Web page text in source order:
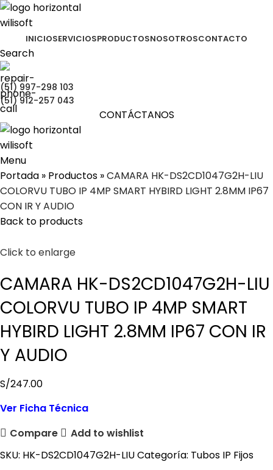
INICIOSERVICIOSPRODUCTOSNOSOTROSCONTACTO
Search
(51) 997-298 103
(51) 912-257 043
CONTÁCTANOS
Menu
Portada » Productos »CAMARA HK-DS2CD1047G2H-LIU
COLORVU TUBO IP 4MP SMART HYBIRD LIGHT 2.8MM IP67
CON IR Y AUDIO
Back to products
Click to enlarge
CAMARA HK-DS2CD1047G2H-LIU
COLORVU TUBO IP 4MP SMART
HYBIRD LIGHT 2.8MM IP67 CON IR
Y AUDIO
S/247.00
Ver Ficha Técnica
Compare
Add to wishlist
SKU: HK-DS2CD1047G2H-LIUCategoría: Tubos IP Fijos